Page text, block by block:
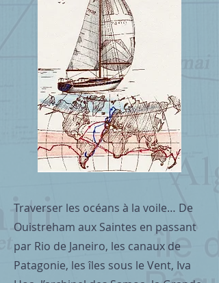
Traverser les océans à la voile… De
Ouistreham aux Saintes en passant
par Rio de Janeiro, les canaux de
Patagonie, les îles sous le Vent, Iva